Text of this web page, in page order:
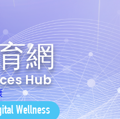
網
Hub
Wellness